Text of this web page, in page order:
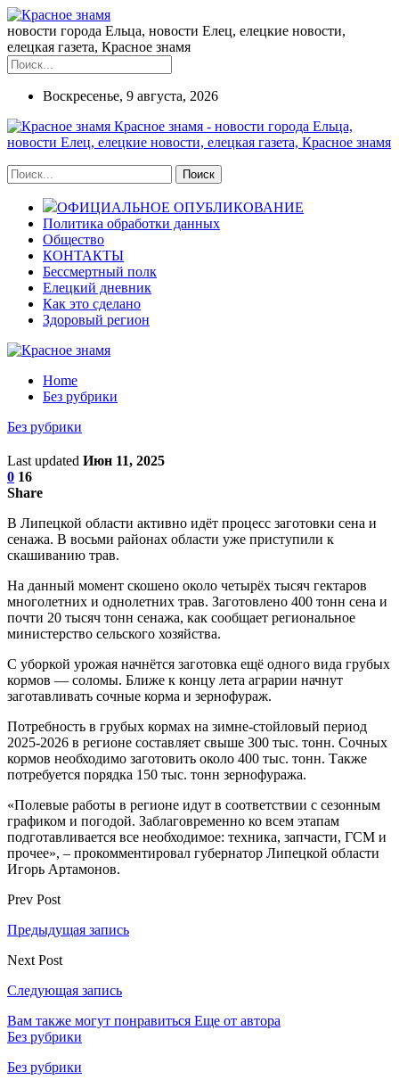
новости города Ельца, новости Елец, елецкие новости,
елецкая газета, Красное знамя
Воскресенье, 9 августа, 2026
Красное знамя - новости города Ельца,
новости Елец, елецкие новости, елецкая газета, Красное знамя
ОФИЦИАЛЬНОЕ ОПУБЛИКОВАНИЕ
Политика обработки данных
Общество
КОНТАКТЫ
Бессмертный полк
Елецкий дневник
Как это сделано
Здоровый регион
Home
Без рубрики
Без рубрики
Last updated Июн 11, 2025
0 16
Share
В Липецкой области активно идёт процесс заготовки сена и
сенажа. В восьми районах области уже приступили к
скашиванию трав.
На данный момент скошено около четырёх тысяч гектаров
многолетних и однолетних трав. Заготовлено 400 тонн сена и
почти 20 тысяч тонн сенажа, как сообщает региональное
министерство сельского хозяйства.
С уборкой урожая начнётся заготовка ещё одного вида грубых
кормов — соломы. Ближе к концу лета аграрии начнут
заготавливать сочные корма и зернофураж.
Потребность в грубых кормах на зимне-стойловый период
2025-2026 в регионе составляет свыше 300 тыс. тонн. Сочных
кормов необходимо заготовить около 400 тыс. тонн. Также
потребуется порядка 150 тыс. тонн зернофуража.
«Полевые работы в регионе идут в соответствии с сезонным
графиком и погодой. Заблаговременно ко всем этапам
подготавливается все необходимое: техника, запчасти, ГСМ и
прочее», – прокомментировал губернатор Липецкой области
Игорь Артамонов.
Prev Post
Предыдущая запись
Next Post
Следующая запись
Вам также могут понравиться Еще от автора
Без рубрики
Без рубрики